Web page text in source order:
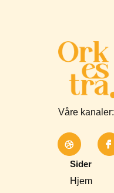
Våre kanaler:
Sider
Hjem